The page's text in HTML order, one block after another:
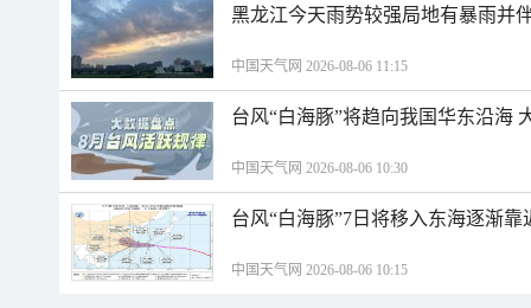
黑龙江今天雨势较强局地有暴雨并
中国天气网 2026-08-06 11:15
台风“白海豚”将趋向我国华东沿海
中国天气网 2026-08-06 10:30
台风“白海豚”7日将移入东海逐渐
中国天气网 2026-08-06 10:15